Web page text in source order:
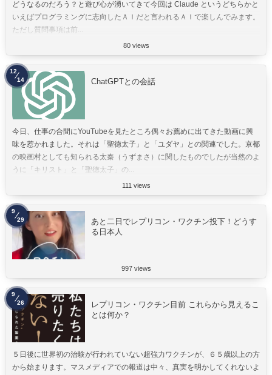
どうなるのだろう？と遊び心が湧いてきて今回は Claude というどちらかと
いえばプログラミングに志向したＡＩだと言われるＡＩで楽しんでみます。
ただし質問事項は前...
80 views
ChatGPTとの会話
今日、仕事の合間にYouTubeを見たところ偶々お薦めに出てきた動画に興
味を惹かれました。それは「聖徳太子」と「ユダヤ」との関連でした。京都
の映画村としても知られる太秦（うずまさ）に関したものでしたが当然のよ
うに「キリスト」と「聖徳太子」の...
111 views
12
14
あと二日でレプリコン・ワクチン投下！どうす
る日本人
997 views
9
29
レプリコン・ワクチン目前 これらから見えるこ
とは何か？
５日後に世界初の治験が行われていない超強力ワクチンが、６５歳以上の方
から始まります。マスメディアでの報道は中々、真実を明かしてくれないよ
9
26